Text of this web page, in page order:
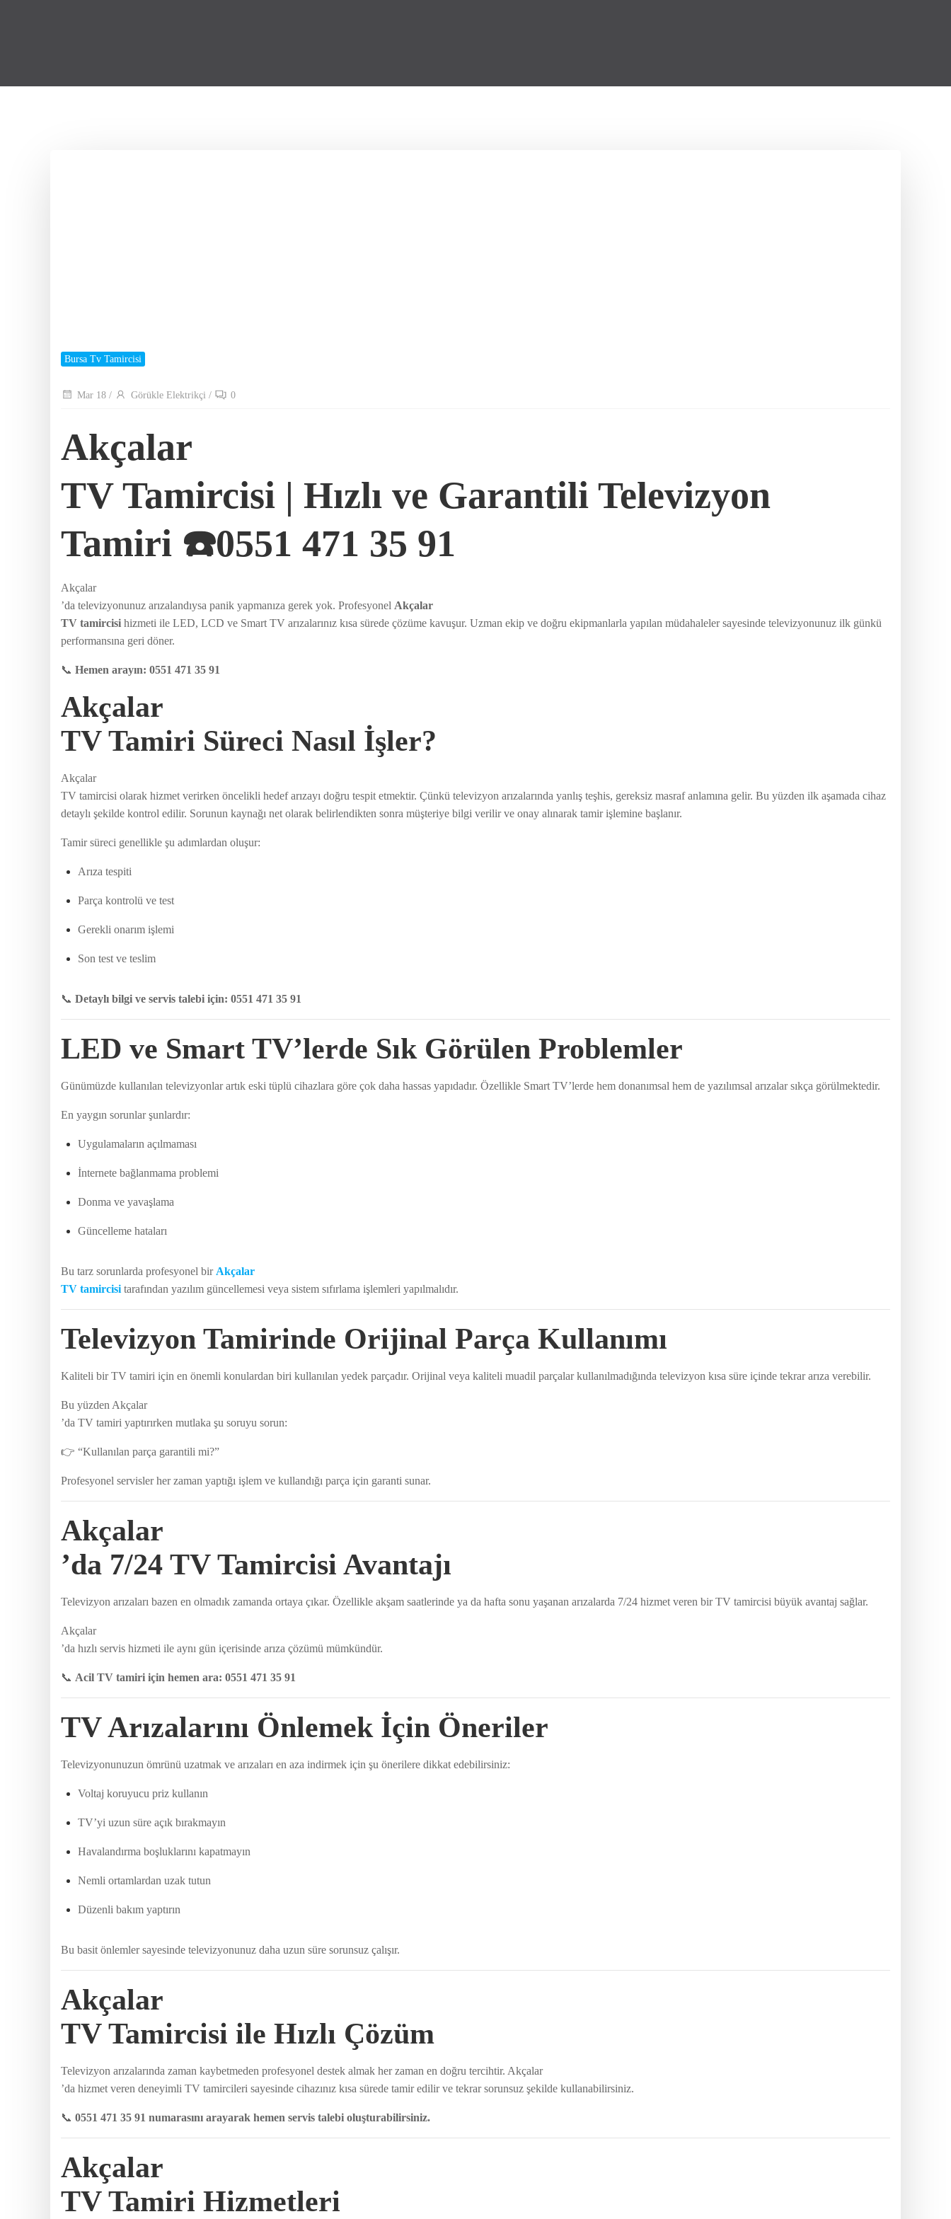
Bursa Tv Tamircisi
Mar 18 / Görükle Elektrikçi / 0
Akçalar
TV Tamircisi | Hızlı ve Garantili Televizyon
Tamiri ☎️0551 471 35 91
Akçalar
’da televizyonunuz arızalandıysa panik yapmanıza gerek yok. Profesyonel Akçalar
TV tamircisi hizmeti ile LED, LCD ve Smart TV arızalarınız kısa sürede çözüme kavuşur. Uzman ekip ve doğru ekipmanlarla yapılan müdahaleler sayesinde televizyonunuz ilk günkü
performansına geri döner.
📞 Hemen arayın: 0551 471 35 91
Akçalar
TV Tamiri Süreci Nasıl İşler?
Akçalar
TV tamircisi olarak hizmet verirken öncelikli hedef arızayı doğru tespit etmektir. Çünkü televizyon arızalarında yanlış teşhis, gereksiz masraf anlamına gelir. Bu yüzden ilk aşamada cihaz
detaylı şekilde kontrol edilir. Sorunun kaynağı net olarak belirlendikten sonra müşteriye bilgi verilir ve onay alınarak tamir işlemine başlanır.
Tamir süreci genellikle şu adımlardan oluşur:
Arıza tespiti
Parça kontrolü ve test
Gerekli onarım işlemi
Son test ve teslim
📞 Detaylı bilgi ve servis talebi için: 0551 471 35 91
LED ve Smart TV’lerde Sık Görülen Problemler
Günümüzde kullanılan televizyonlar artık eski tüplü cihazlara göre çok daha hassas yapıdadır. Özellikle Smart TV’lerde hem donanımsal hem de yazılımsal arızalar sıkça görülmektedir.
En yaygın sorunlar şunlardır:
Uygulamaların açılmaması
İnternete bağlanmama problemi
Donma ve yavaşlama
Güncelleme hataları
Bu tarz sorunlarda profesyonel bir Akçalar
TV tamircisi tarafından yazılım güncellemesi veya sistem sıfırlama işlemleri yapılmalıdır.
Televizyon Tamirinde Orijinal Parça Kullanımı
Kaliteli bir TV tamiri için en önemli konulardan biri kullanılan yedek parçadır. Orijinal veya kaliteli muadil parçalar kullanılmadığında televizyon kısa süre içinde tekrar arıza verebilir.
Bu yüzden Akçalar
’da TV tamiri yaptırırken mutlaka şu soruyu sorun:
👉 “Kullanılan parça garantili mi?”
Profesyonel servisler her zaman yaptığı işlem ve kullandığı parça için garanti sunar.
Akçalar
’da 7/24 TV Tamircisi Avantajı
Televizyon arızaları bazen en olmadık zamanda ortaya çıkar. Özellikle akşam saatlerinde ya da hafta sonu yaşanan arızalarda 7/24 hizmet veren bir TV tamircisi büyük avantaj sağlar.
Akçalar
’da hızlı servis hizmeti ile aynı gün içerisinde arıza çözümü mümkündür.
📞 Acil TV tamiri için hemen ara: 0551 471 35 91
TV Arızalarını Önlemek İçin Öneriler
Televizyonunuzun ömrünü uzatmak ve arızaları en aza indirmek için şu önerilere dikkat edebilirsiniz:
Voltaj koruyucu priz kullanın
TV’yi uzun süre açık bırakmayın
Havalandırma boşluklarını kapatmayın
Nemli ortamlardan uzak tutun
Düzenli bakım yaptırın
Bu basit önlemler sayesinde televizyonunuz daha uzun süre sorunsuz çalışır.
Akçalar
TV Tamircisi ile Hızlı Çözüm
Televizyon arızalarında zaman kaybetmeden profesyonel destek almak her zaman en doğru tercihtir. Akçalar
’da hizmet veren deneyimli TV tamircileri sayesinde cihazınız kısa sürede tamir edilir ve tekrar sorunsuz şekilde kullanabilirsiniz.
📞 0551 471 35 91 numarasını arayarak hemen servis talebi oluşturabilirsiniz.
Akçalar
TV Tamiri Hizmetleri